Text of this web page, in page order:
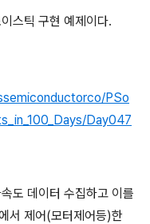
스틱 구현 예제이다.
PSo
Day047
도 데이터 수집하고 이를
서 제어(모터제어등)한